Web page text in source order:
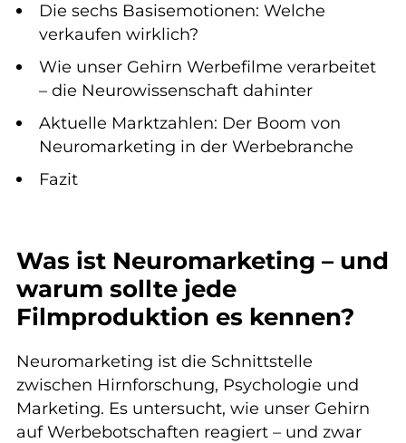
Die sechs Basisemotionen: Welche
verkaufen wirklich?
Wie unser Gehirn Werbefilme verarbeitet
– die Neurowissenschaft dahinter
Aktuelle Marktzahlen: Der Boom von
Neuromarketing in der Werbebranche
Fazit
Was ist Neuromarketing – und
warum sollte jede
Filmproduktion es kennen?
Neuromarketing ist die Schnittstelle
zwischen Hirnforschung, Psychologie und
Marketing. Es untersucht, wie unser Gehirn
auf Werbebotschaften reagiert – und zwar